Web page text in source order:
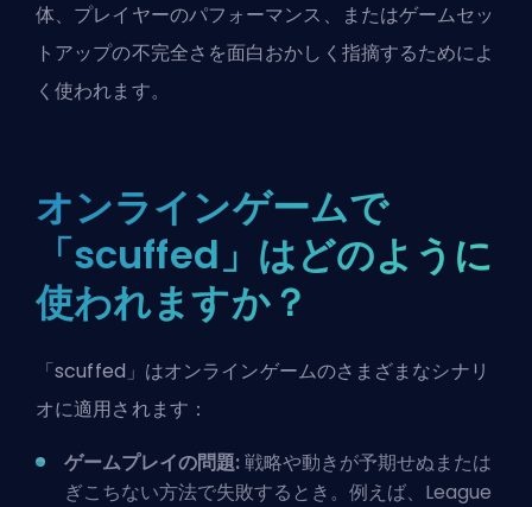
体、プレイヤーのパフォーマンス、またはゲームセッ
トアップの不完全さを面白おかしく指摘するためによ
く使われます。
オンラインゲームで
「scuffed」はどのように
使われますか？
「scuffed」はオンラインゲームのさまざまなシナリ
オに適用されます：
ゲームプレイの問題:戦略や動きが予期せぬまたは
ぎこちない方法で失敗するとき。例えば、League